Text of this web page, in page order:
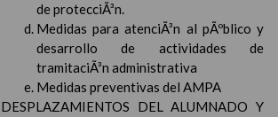
de protecciÃ³n.
Medidas para atenciÃ³n al pÃºblico y
desarrollo de actividades de
tramitaciÃ³n administrativa
Medidas preventivas del AMPA
DESPLAZAMIENTOS DEL ALUMNADO Y